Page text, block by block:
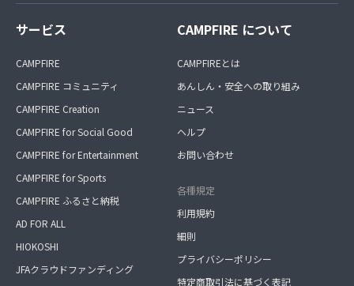
サービス
CAMPFIRE
CAMPFIRE コミュニティ
CAMPFIRE Creation
CAMPFIRE for Social Good
CAMPFIRE for Entertainment
CAMPFIRE for Sports
CAMPFIRE ふるさと納税
AD FOR ALL
HIOKOSHI
JFAクラウドファンディング
CAMPFIRE について
CAMPFIREとは
あんしん・安全への取り組み
ニュース
ヘルプ
お問い合わせ
各種規定
利用規約
細則
プライバシーポリシー
特定商取引法に基づく表記